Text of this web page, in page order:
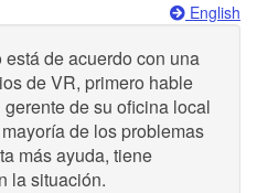
English
de acuerdo con una
de VR, primero hable
de su oficina local
de los problemas
más ayuda, tiene
la situación.